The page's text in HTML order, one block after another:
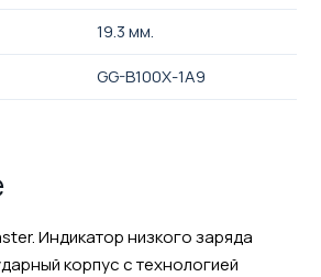
19.3 мм.
GG-B100X-1A9
Индикатор низкого заряда
корпус с технологией